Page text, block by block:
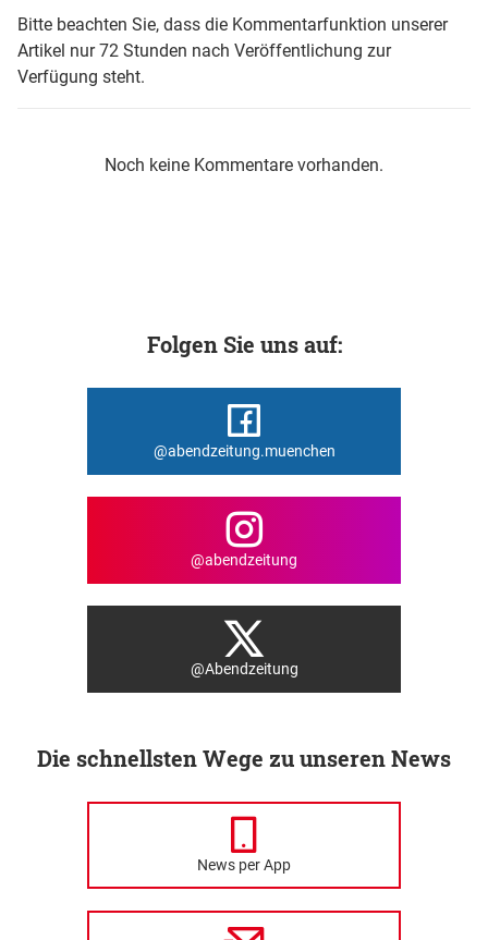
Bitte beachten Sie, dass die Kommentarfunktion unserer
Artikel nur 72 Stunden nach Veröffentlichung zur
Verfügung steht.
Noch keine Kommentare vorhanden.
Folgen Sie uns auf:
@abendzeitung.muenchen
@abendzeitung
@Abendzeitung
Die schnellsten Wege zu unseren News
News per App